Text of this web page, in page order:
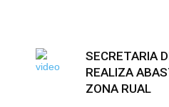
SECRETARIA
REALIZA
ZONA RUAL